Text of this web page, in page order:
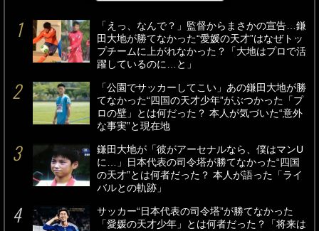
「えっ、なんで？」監督からまさかの宣告…鎌
田大地が勝てなかった“愛媛の天才”はなぜトッ
プチームに上がれなかった？「大地はプロで活
躍しているのに…と」
「公園でサッカーしてこい」あの鎌田大地が勝
てなかった“四国の天才少年”がぶつかった「プ
ロの壁」とは何だった？ 本人が気づいた“意外
な事実”と現在地
鎌田大地が「彼がアーセナルなら、僕はマンU
に…」日本代表の司令塔が勝てなかった“四国
の天才”とは何者だった？ 本人が語った「ライ
バルとの軌跡」
サッカー“日本代表の司令塔”が勝てなかった
「愛媛の天才少年」とは何者だった？「将来は